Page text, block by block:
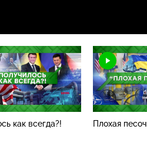
как всегда?! Плохая